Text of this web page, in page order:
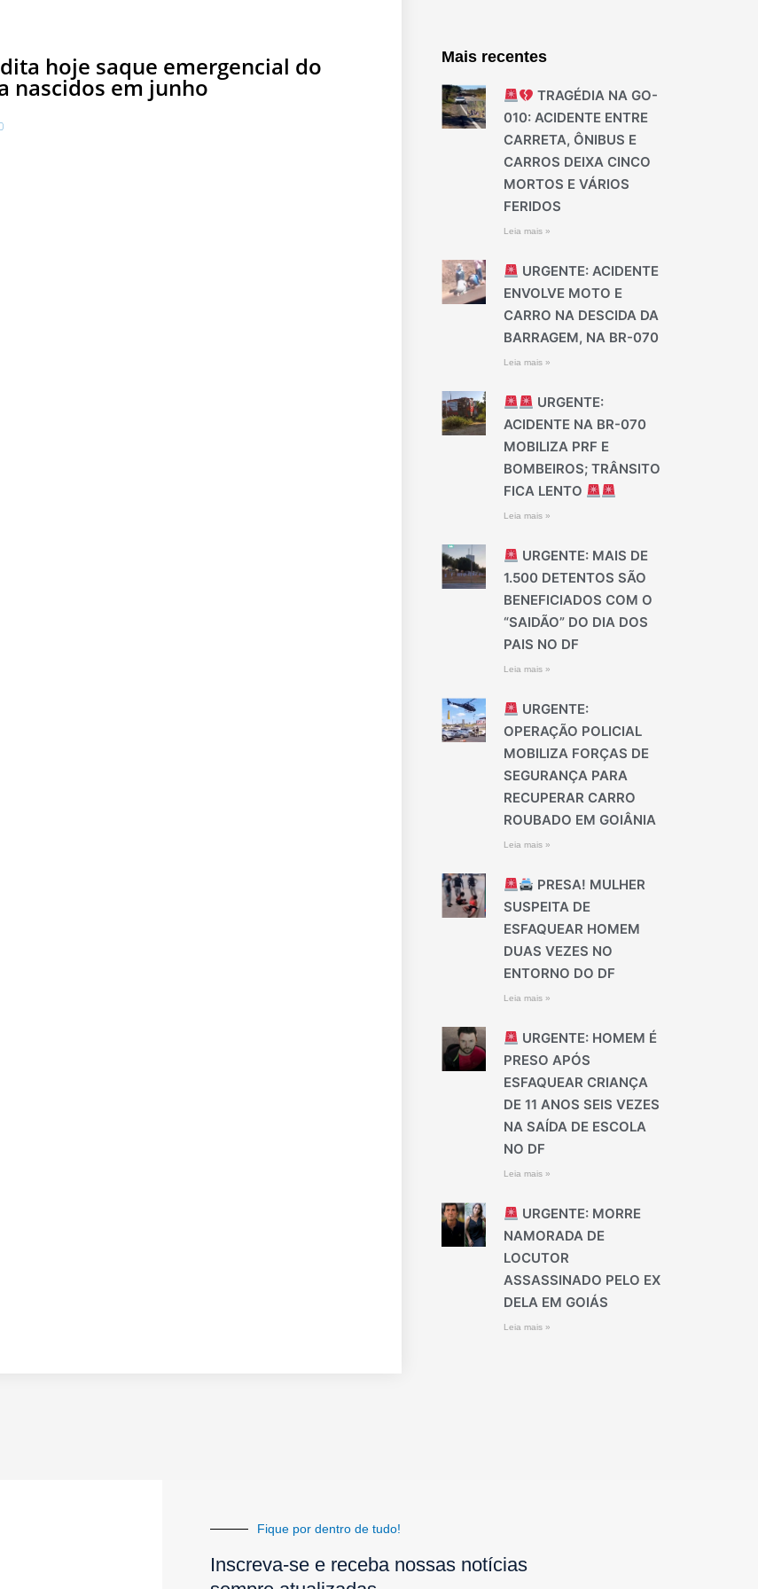
hoje saque emergencial do
nascidos em junho
Mais recentes
TRAGÉDIA NA GO-
010: ACIDENTE ENTRE
CARRETA, ÔNIBUS E
CARROS DEIXA CINCO
MORTOS E VÁRIOS
FERIDOS
Leia mais »
URGENTE: ACIDENTE
ENVOLVE MOTO E
CARRO NA DESCIDA DA
BARRAGEM, NA BR-070
Leia mais »
URGENTE:
ACIDENTE NA BR-070
MOBILIZA PRF E
BOMBEIROS; TRÂNSITO
FICA LENTO
Leia mais »
URGENTE: MAIS DE
1.500 DETENTOS SÃO
BENEFICIADOS COM O
“SAIDÃO” DO DIA DOS
PAIS NO DF
Leia mais »
URGENTE:
OPERAÇÃO POLICIAL
MOBILIZA FORÇAS DE
SEGURANÇA PARA
RECUPERAR CARRO
ROUBADO EM GOIÂNIA
Leia mais »
PRESA! MULHER
SUSPEITA DE
ESFAQUEAR HOMEM
DUAS VEZES NO
ENTORNO DO DF
Leia mais »
URGENTE: HOMEM É
PRESO APÓS
ESFAQUEAR CRIANÇA
DE 11 ANOS SEIS VEZES
NA SAÍDA DE ESCOLA
NO DF
Leia mais »
URGENTE: MORRE
NAMORADA DE
LOCUTOR
ASSASSINADO PELO EX
DELA EM GOIÁS
Leia mais »
Fique por dentro de tudo!
Inscreva-se e receba nossas notícias